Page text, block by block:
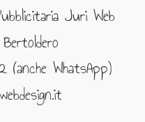
Juri Web
WhatsApp)